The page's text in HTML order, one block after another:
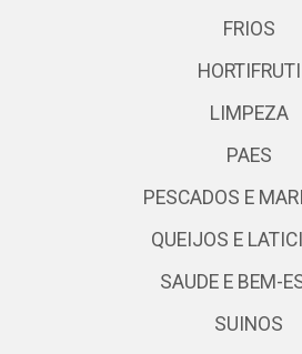
FRIOS
HORTIFRUTI
LIMPEZA
PAES
PESCADOS E
QUEIJOS E
SAUDE E BEM-
SUINOS